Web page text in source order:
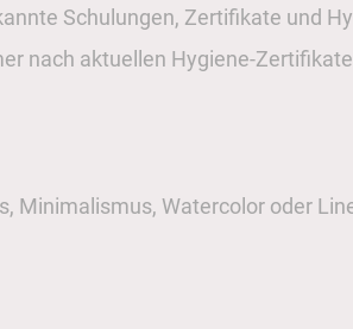
Schulungen, Zertifikate und
nach aktuellen Hygiene-
Minimalismus, Watercolor oder